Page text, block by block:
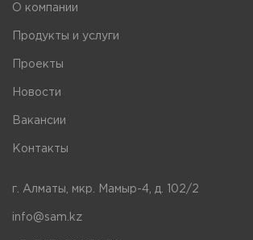
О компании
Продукты и услуги
Проекты
Новости
Вакансии
Контакты
г. Алматы, мкр. Мамыр-4, д. 102/2
info@sam.kz